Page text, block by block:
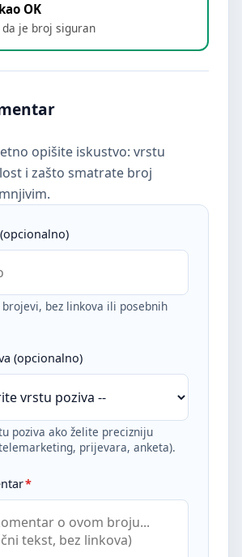
OK
je broj siguran
opišite iskustvo: vrstu
i zašto smatrate broj
bez linkova ili posebnih
(opcionalno)
poziva ako želite precizniju
prijevara, anketa).
*